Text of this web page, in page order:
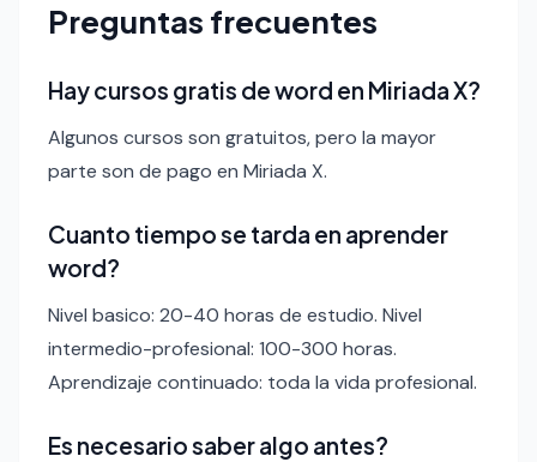
Preguntas frecuentes
Hay cursos gratis de word en Miriada X?
Algunos cursos son gratuitos, pero la mayor
parte son de pago en Miriada X.
Cuanto tiempo se tarda en aprender
word?
Nivel basico: 20-40 horas de estudio. Nivel
intermedio-profesional: 100-300 horas.
Aprendizaje continuado: toda la vida profesional.
Es necesario saber algo antes?